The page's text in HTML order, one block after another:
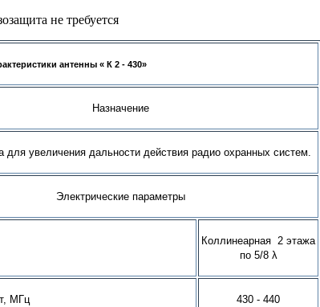
не требуется
антенны « К 2 - 430»
Назначение
для увеличения дальности действия радио охранных систем.
Электрические параметры
Коллинеарная 2 этажа
по 5/8 λ
МГц 430 - 440